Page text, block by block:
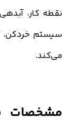
سیستم خردکن،
می‌کند.
مشخصات